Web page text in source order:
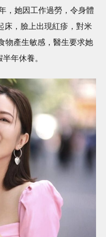
，她因工作過勞，令身體
床，臉上出現紅疹，對米
物產生敏感，醫生要求她
年休養。